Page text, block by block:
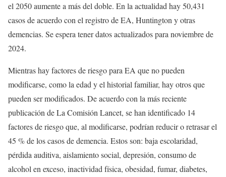
el 2050 aumente a más del doble. En la actualidad hay 50,431
casos de acuerdo con el registro de EA, Huntington y otras
demencias. Se espera tener datos actualizados para noviembre de
2024.
Mientras hay factores de riesgo para EA que no pueden
modificarse, como la edad y el historial familiar, hay otros que
pueden ser modificados. De acuerdo con la más reciente
publicación de La Comisión Lancet, se han identificado 14
factores de riesgo que, al modificarse, podrían reducir o retrasar el
45 % de los casos de demencia. Estos son: baja escolaridad,
pérdida auditiva, aislamiento social, depresión, consumo de
alcohol en exceso, inactividad física, obesidad, fumar, diabetes,